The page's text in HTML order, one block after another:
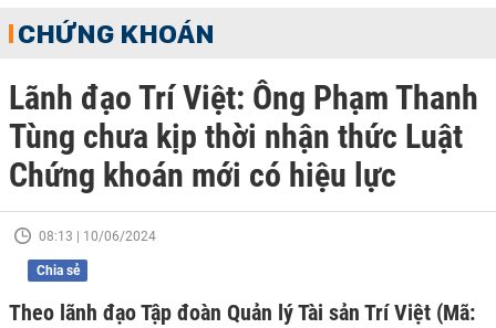
CHỨNG KHOÁN
Lãnh đạo Trí Việt: Ông Phạm Thanh
Tùng chưa kịp thời nhận thức Luật
Chứng khoán mới có hiệu lực
08:13 | 10/06/2024
Chia sẻ
Theo lãnh đạo Tập đoàn Quản lý Tài sản Trí Việt (Mã: